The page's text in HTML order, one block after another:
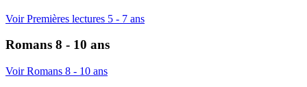
Voir Premières lectures 5 - 7 ans
Romans 8 - 10 ans
Voir Romans 8 - 10 ans